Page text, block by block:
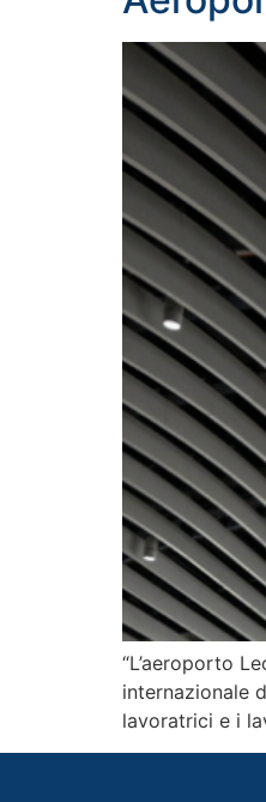
“L’aeroporto
internazionale
lavoratrici e i